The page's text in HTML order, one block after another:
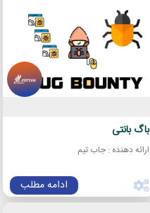
باگ بانتی
ارائه دهنده : جاب تیم
ادامه مطلب